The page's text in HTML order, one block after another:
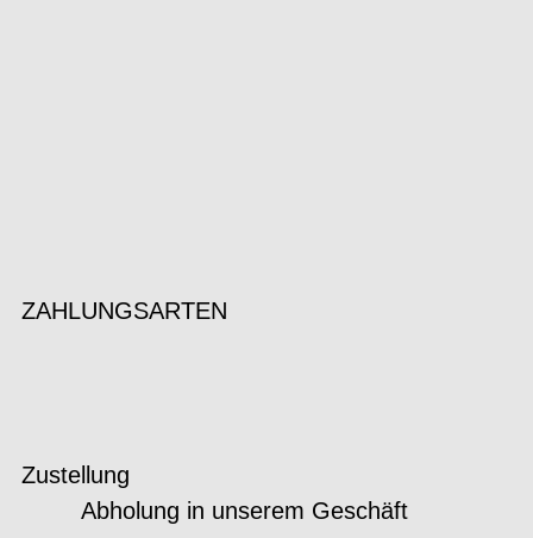
ZAHLUNGSARTEN
Zustellung
Abholung in unserem Geschäft